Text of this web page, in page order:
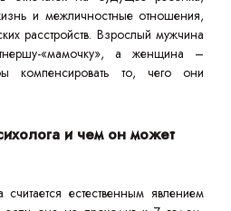
и межличностные отношения,
расстройств. Взрослый мужчина
«мамочку», а женщина –
компенсировать то, чего они
и чем он может
естественным явлением